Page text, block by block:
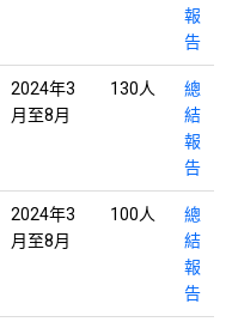
報
告
2024年3
月至8月
130人
總
結
報
告
2024年3
月至8月
100人
總
結
報
告